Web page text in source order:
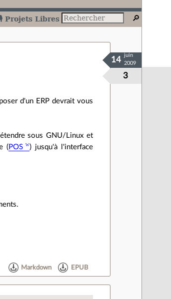
Projets Libres
3
14
juin
2009
d'un ERP devrait vous
sous GNU/Linux et
( POS
) jusqu'à l'interface
Markdown EPUB